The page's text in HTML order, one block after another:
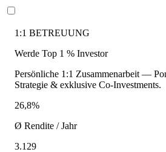
1:1 BETREUUNG
Werde Top 1 % Investor
Persönliche 1:1 Zusammenarbeit —
Strategie & exklusive Co-Investments.
26,8%
Ø Rendite / Jahr
3.129